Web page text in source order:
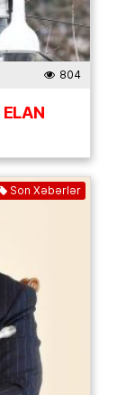
804
ELAN
Son Xəbərlər